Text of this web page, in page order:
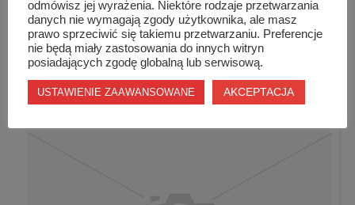
Burmistrz potwierdza – komendant Straży Miej...
odmówisz jej wyrażenia. Niektóre rodzaje przetwarzania
danych nie wymagają zgody użytkownika, ale masz
prawo sprzeciwić się takiemu przetwarzaniu. Preferencje
nie będą miały zastosowania do innych witryn
posiadających zgodę globalną lub serwisową.
USTAWIENIE ZAAWANSOWANE AKCEPTACJA